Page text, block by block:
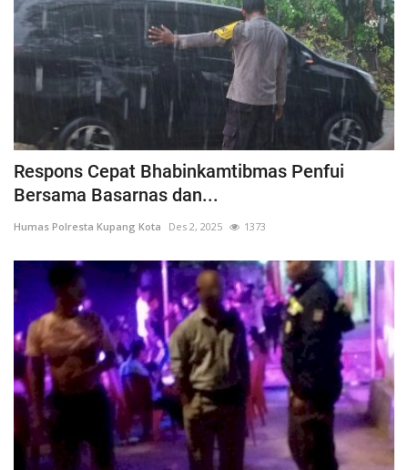
Respons Cepat Bhabinkamtibmas Penfui
Bersama Basarnas dan...
Humas Polresta Kupang Kota Des 2, 2025 1373